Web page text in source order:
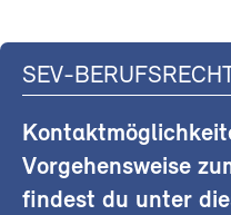
SEV-
Vorgehensweise
findest du unter